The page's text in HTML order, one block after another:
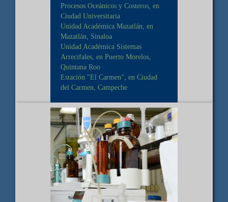
Procesos Oceánicos y Costeros, en
Ciudad Universitaria
Unidad Académica Mazatlán, en
Mazatlán, Sinaloa
Unidad Académica Sistemas
Arrecifales, en Puerto Morelos,
Quintana Roo
Estación "El Carmen", en Ciudad
del Carmen, Campeche